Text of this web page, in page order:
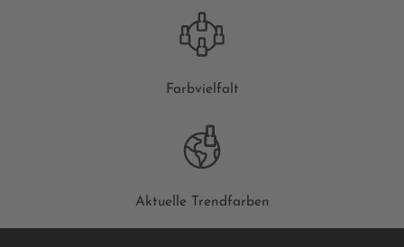
Farbvielfalt
Aktuelle Trendfarben